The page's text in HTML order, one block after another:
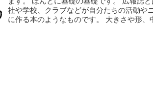
社や学校、クラブなどが自分たちの活動や
に作る本のようなもので